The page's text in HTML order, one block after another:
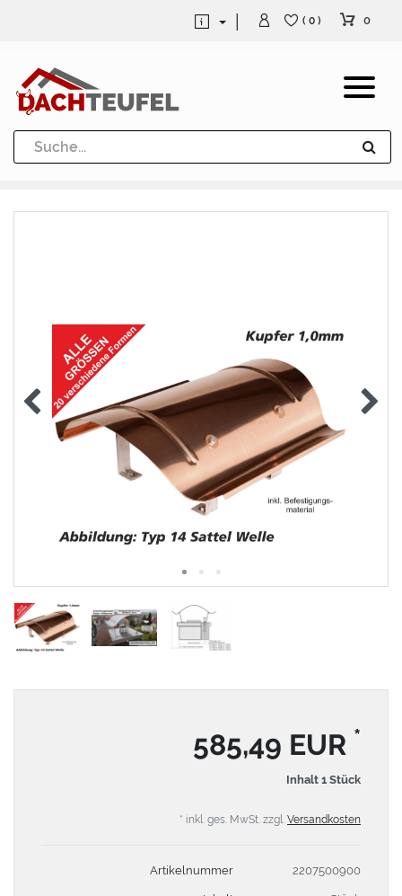
Dachrinne und Fallrohre
Werkzeuge und Löttechnik
( 0 ) 0
585,49 EUR *
Inhalt 1 Stück
* inkl. ges. MwSt. zzgl. Versandkosten
Artikelnummer 2207500900